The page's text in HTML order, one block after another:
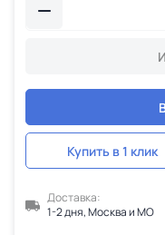
Купить в 1 клик
Доставка:
1-2 дня, Москва и МО